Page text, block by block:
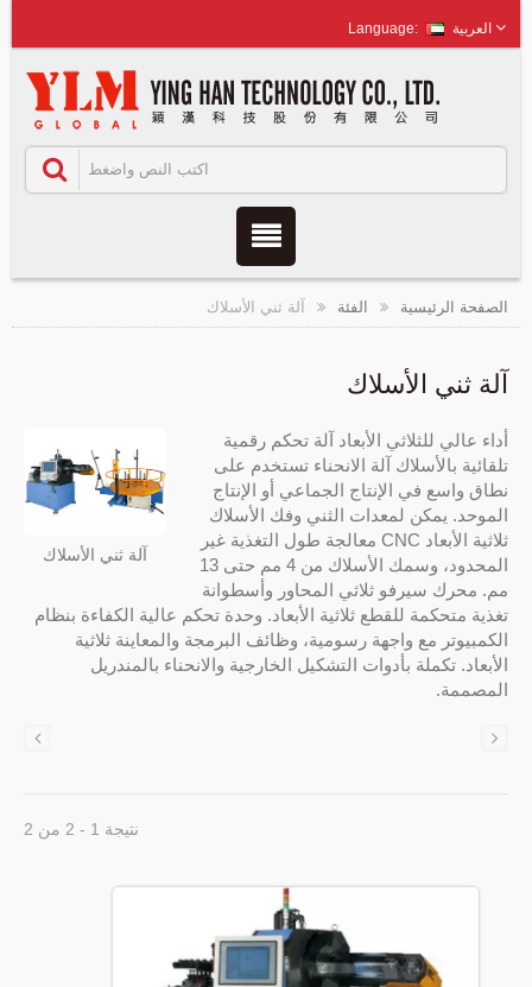
العربية
الصفحة الرئيسية الفئة آلة ثني الأسلاك
آلة ثني الأسلاك
آلة ثني الأسلاك
أداء عالي للثلاثي الأبعاد آلة تحكم رقمية
تلقائية بالأسلاك آلة الانحناء تستخدم على
نطاق واسع في الإنتاج الجماعي أو الإنتاج
الموحد. يمكن لمعدات الثني وفك الأسلاك
ثلاثية الأبعاد CNC معالجة طول التغذية غير
المحدود، وسمك الأسلاك من 4 مم حتى 13
مم. محرك سيرفو ثلاثي المحاور وأسطوانة
تغذية متحكمة للقطع ثلاثية الأبعاد. وحدة تحكم عالية الكفاءة بنظام
الكمبيوتر مع واجهة رسومية، وظائف البرمجة والمعاينة ثلاثية
الأبعاد. تكملة بأدوات التشكيل الخارجية والانحناء بالمندريل
المصممة.
نتيجة 1 - 2 من 2